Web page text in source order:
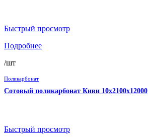
Быстрый просмотр
Подробнее
/шт
Поликарбонат
Сотовый поликарбонат Киви 10х2100х12000
Быстрый просмотр